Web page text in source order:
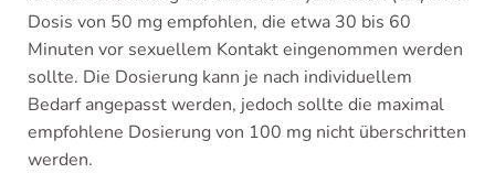
Dosis von 50 mg empfohlen, die etwa 30 bis 60
Minuten vor sexuellem Kontakt eingenommen werden
sollte. Die Dosierung kann je nach individuellem
Bedarf angepasst werden, jedoch sollte die maximal
empfohlene Dosierung von 100 mg nicht überschritten
werden.